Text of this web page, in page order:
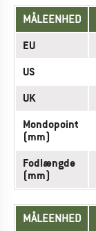
MÅLEENHED
EU
US
UK
Mondopoint
(mm)
Fodlængde
(mm)
MÅLEENHED